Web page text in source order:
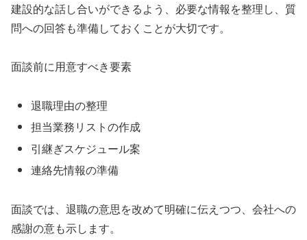
建設的な話し合いができるよう、必要な情報を整理し、質
問への回答も準備しておくことが大切です。
面談前に用意すべき要素
退職理由の整理
担当業務リストの作成
引継ぎスケジュール案
連絡先情報の準備
面談では、退職の意思を改めて明確に伝えつつ、会社への
感謝の意も示します。